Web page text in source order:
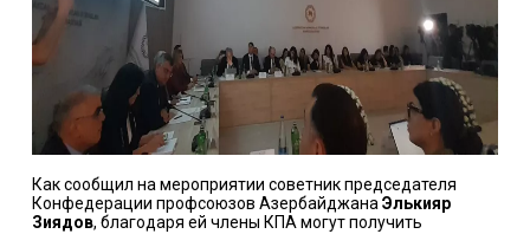
Как сообщил на мероприятии советник председателя
Конфедерации профсоюзов АзербайджанаЭлькияр
Зиядов, благодаря ей члены КПА могут получить